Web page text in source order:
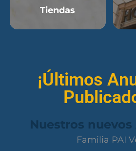
Tiendas
¡Últimos
Nuestros
Familia PAI